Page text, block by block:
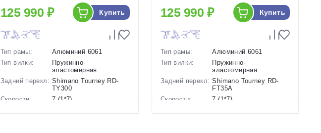
125 990 ₽ Купить
Тип рамы:
Алюминий 6061
Тип вилки:
Пружинно-
эластомерная
Задний перекл: Shimano Tourney RD-
TY300
Скорости:
7 (1*7)
125 990 ₽ Купить
Тип рамы:
Алюминий 6061
Тип вилки:
Пружинно-
эластомерная
Задний перекл: Shimano Tourney RD-
FT35A
Скорости:
7 (1*7)